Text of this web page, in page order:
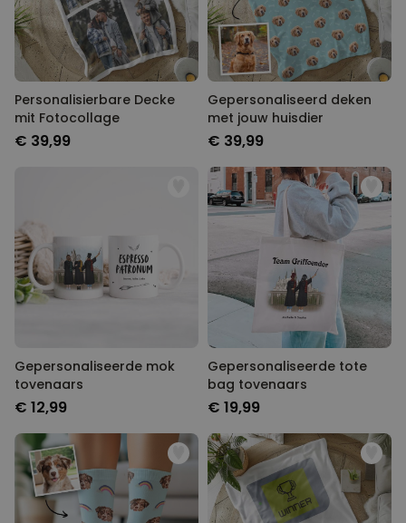
Personalisierbare Decke
mit Fotocollage
€ 39,99
Gepersonaliseerd deken
met jouw huisdier
€ 39,99
Gepersonaliseerde mok
tovenaars
€ 12,99
Gepersonaliseerde tote
bag tovenaars
€ 19,99